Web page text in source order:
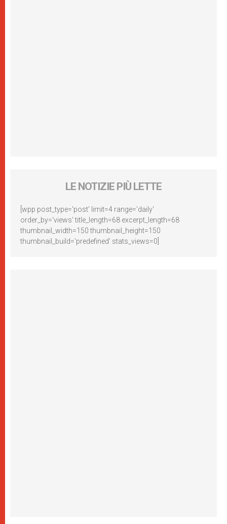
LE NOTIZIE PIÙ LETTE
[wpp post_type='post' limit=4 range='daily'
order_by='views' title_length=68 excerpt_length=68
thumbnail_width=150 thumbnail_height=150
thumbnail_build='predefined' stats_views=0]